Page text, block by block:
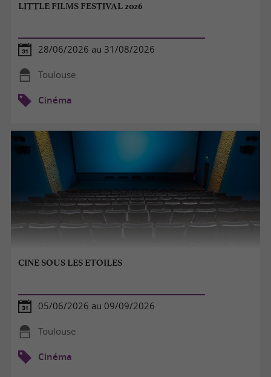
LITTLE FILMS FESTIVAL 2026
28/06/2026 au 31/08/2026
Toulouse
Cinéma
CINE SOUS LES ETOILES
05/06/2026 au 09/09/2026
Toulouse
Cinéma